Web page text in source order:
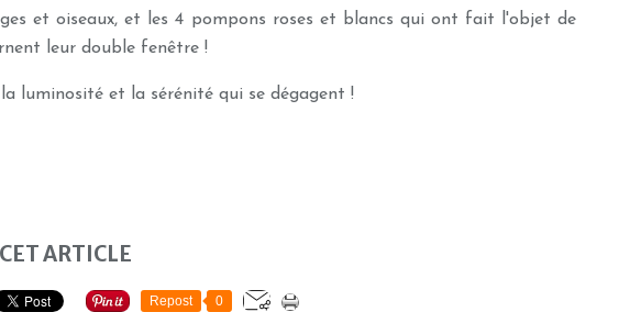
et oiseaux, et les 4 pompons roses et blancs qui ont fait l'objet de
leur double fenêtre !
luminosité et la sérénité qui se dégagent !
ARTICLE
Repost 0